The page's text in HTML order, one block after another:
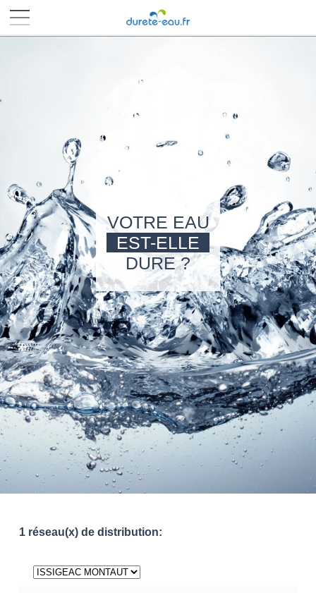
VOTRE EAU
EST-ELLE
DURE ?
1 réseau(x) de distribution: